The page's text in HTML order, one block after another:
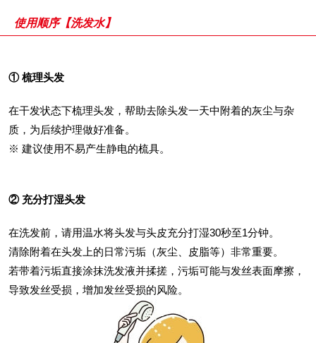
使用顺序【洗发水】
① 梳理头发
在干发状态下梳理头发，帮助去除头发一天中附着的灰尘与杂
质，为后续护理做好准备。
※ 建议使用不易产生静电的梳具。
② 充分打湿头发
在洗发前，请用温水将头发与头皮充分打湿30秒至1分钟。
清除附着在头发上的日常污垢（灰尘、皮脂等）非常重要。
若带着污垢直接涂抹洗发液并揉搓，污垢可能与发丝表面摩擦，
导致发丝受损，增加发丝受损的风险。